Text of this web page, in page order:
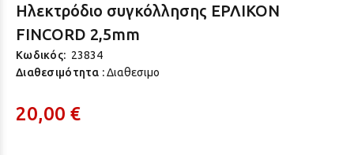
Ηλεκτρόδιο συγκόλλησης ΕΡΛΙΚΟΝ
FINCORD 2,5mm
Κωδικός: 23834
Διαθεσιμότητα :Διαθεσιμο
20,00 €